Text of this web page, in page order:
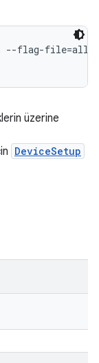
flag-
üzerine
DeviceSetup